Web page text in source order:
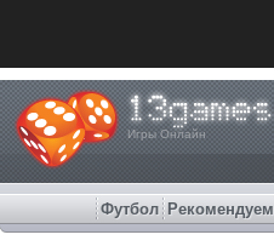
Игры Онлайн
Футбол Рекомендуем